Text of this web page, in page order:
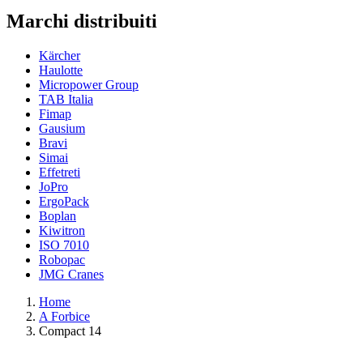
Marchi distribuiti
Kärcher
Haulotte
Micropower Group
TAB Italia
Fimap
Gausium
Bravi
Simai
Effetreti
JoPro
ErgoPack
Boplan
Kiwitron
ISO 7010
Robopac
JMG Cranes
Home
A Forbice
Compact 14